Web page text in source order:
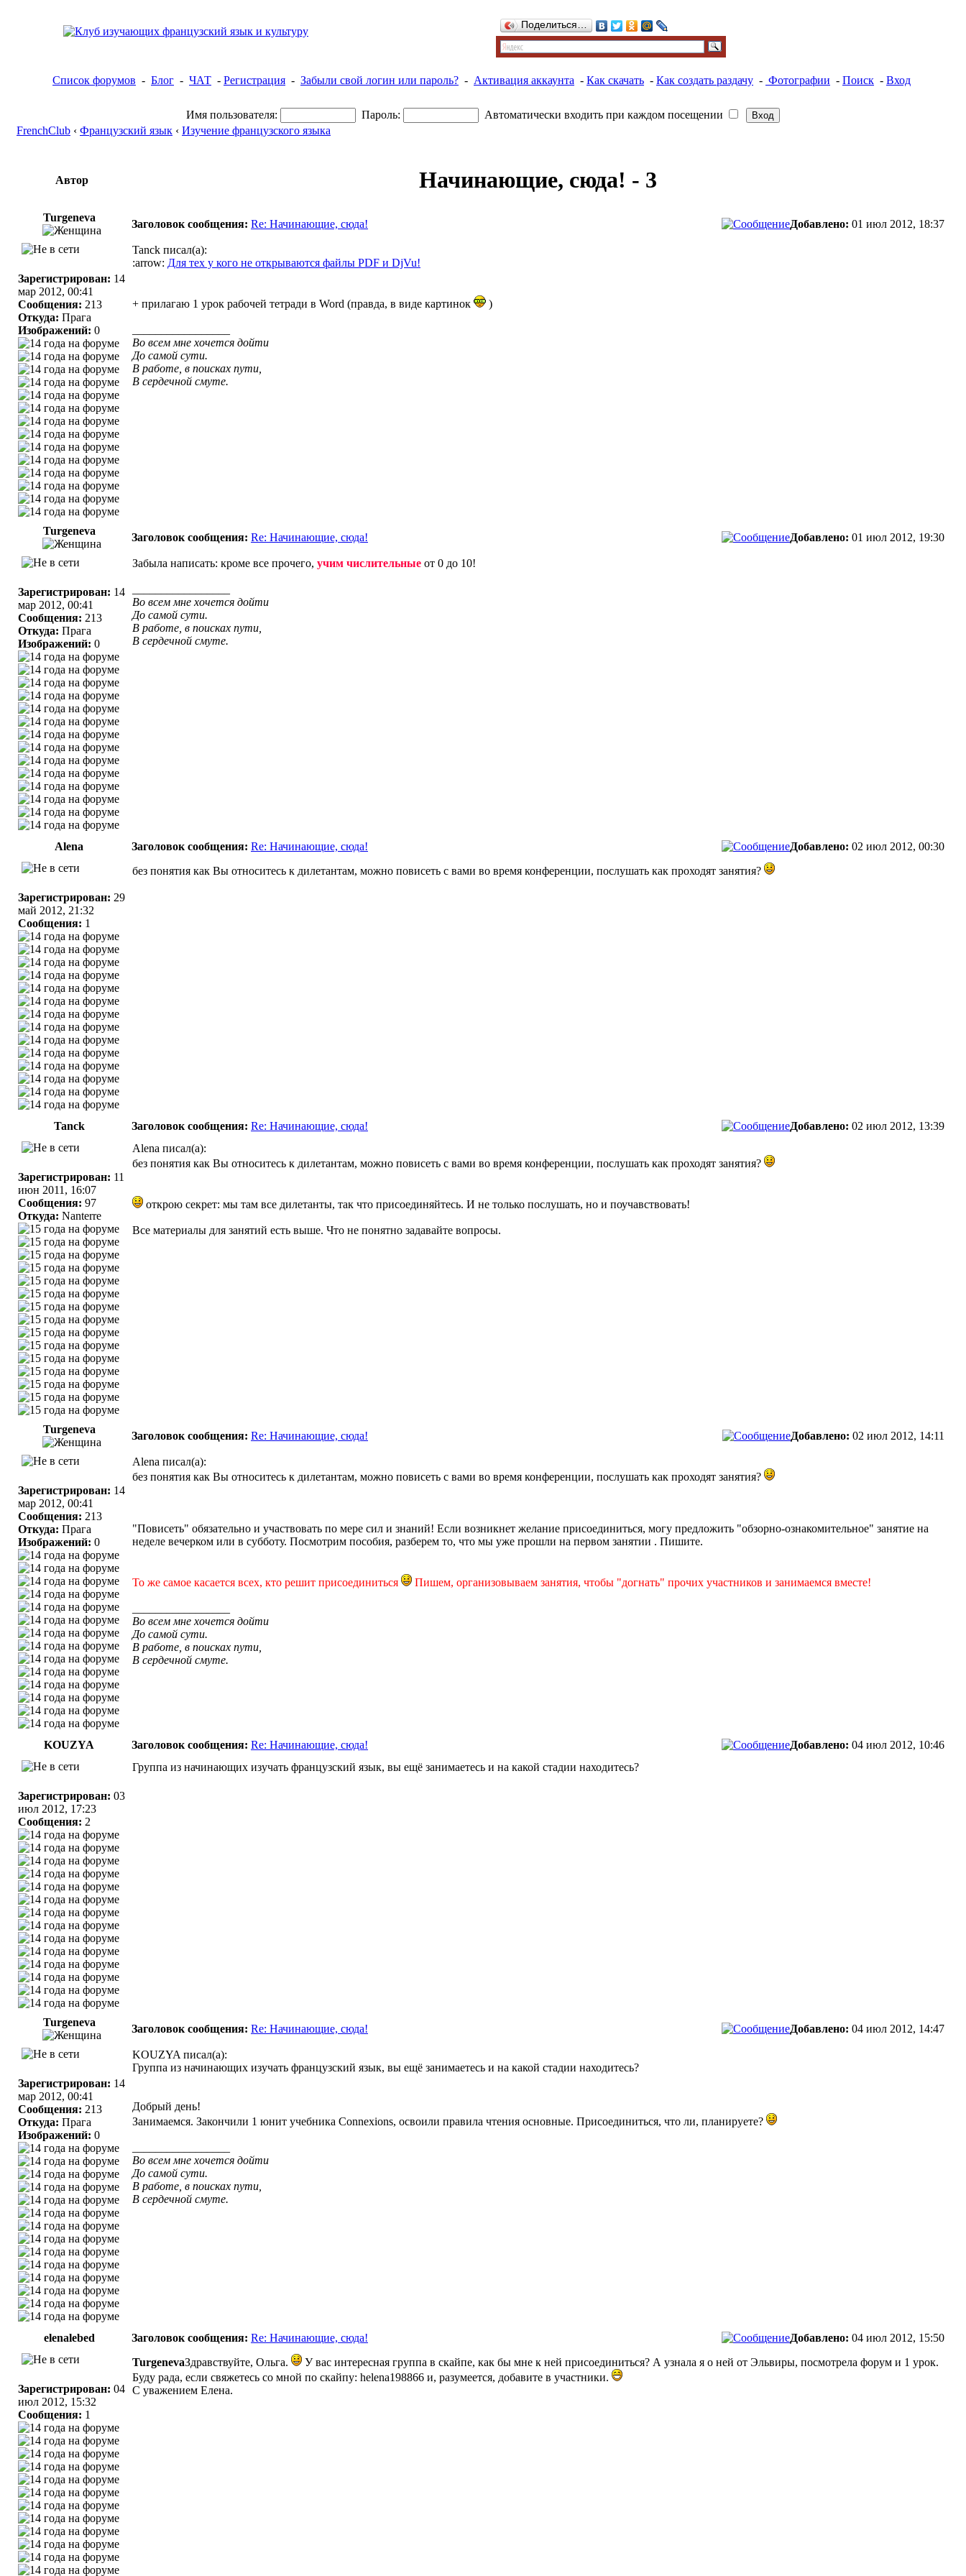
Поделиться…
Список форумов - Блог - ЧАТ - Регистрация - Забыли свой логин или пароль? - Активация аккаунта - Как скачать - Как создать раздачу - Фотографии - Поиск - Вход
Имя пользователя: Пароль:
Автоматически входить при каждом посещении
FrenchClub ‹ Французский язык ‹ Изучение французского языка
Автор Начинающие, сюда! - 3
Turgeneva
Заголовок сообщения: Re: Начинающие, сюда! Добавлено: 01 июл 2012, 18:37
Зарегистрирован: 14
мар 2012, 00:41
Сообщения: 213
Откуда: Прага
Изображений: 0
Tanck писал(а):
:arrow: Для тех у кого не открываются файлы PDF и DjVu!
+ прилагаю 1 урок рабочей тетради в Word (правда, в виде картинок )
Во всем мне хочется дойти
До самой сути.
В работе, в поисках пути,
В сердечной смуте.
Turgeneva
Заголовок сообщения: Re: Начинающие, сюда! Добавлено: 01 июл 2012, 19:30
Зарегистрирован: 14
мар 2012, 00:41
Сообщения: 213
Откуда: Прага
Изображений: 0
Забыла написать: кроме все прочего, учим числительные от 0 до 10!
Во всем мне хочется дойти
До самой сути.
В работе, в поисках пути,
В сердечной смуте.
Alena Заголовок сообщения: Re: Начинающие, сюда! Добавлено: 02 июл 2012, 00:30
Зарегистрирован: 29
май 2012, 21:32
Сообщения: 1
без понятия как Вы относитесь к дилетантам, можно повисеть с вами во время конференции, послушать как проходят занятия?
Tanck Заголовок сообщения: Re: Начинающие, сюда! Добавлено: 02 июл 2012, 13:39
Зарегистрирован: 11
июн 2011, 16:07
Сообщения: 97
Откуда: Nanterre
Alena писал(а):
без понятия как Вы относитесь к дилетантам, можно повисеть с вами во время конференции, послушать как проходят занятия?
открою секрет: мы там все дилетанты, так что присоединяйтесь. И не только послушать, но и поучавствовать!
Все материалы для занятий есть выше. Что не понятно задавайте вопросы.
Turgeneva
Заголовок сообщения: Re: Начинающие, сюда! Добавлено: 02 июл 2012, 14:11
Зарегистрирован: 14
мар 2012, 00:41
Сообщения: 213
Откуда: Прага
Изображений: 0
Alena писал(а):
без понятия как Вы относитесь к дилетантам, можно повисеть с вами во время конференции, послушать как проходят занятия?
"Повисеть" обязательно и участвовать по мере сил и знаний! Если возникнет желание присоединиться, могу предложить "обзорно-ознакомительное" занятие на
неделе вечерком или в субботу. Посмотрим пособия, разберем то, что мы уже прошли на первом занятии . Пишите.
То же самое касается всех, кто решит присоединиться Пишем, организовываем занятия, чтобы "догнать" прочих участников и занимаемся вместе!
Во всем мне хочется дойти
До самой сути.
В работе, в поисках пути,
В сердечной смуте.
KOUZYA Заголовок сообщения: Re: Начинающие, сюда! Добавлено: 04 июл 2012, 10:46
Зарегистрирован: 03
июл 2012, 17:23
Сообщения: 2
Группа из начинающих изучать французский язык, вы ещё занимаетесь и на какой стадии находитесь?
Turgeneva
Заголовок сообщения: Re: Начинающие, сюда! Добавлено: 04 июл 2012, 14:47
Зарегистрирован: 14
мар 2012, 00:41
Сообщения: 213
Откуда: Прага
Изображений: 0
KOUZYA писал(а):
Группа из начинающих изучать французский язык, вы ещё занимаетесь и на какой стадии находитесь?
Добрый день!
Занимаемся. Закончили 1 юнит учебника Connexions, освоили правила чтения основные. Присоединиться, что ли, планируете?
Во всем мне хочется дойти
До самой сути.
В работе, в поисках пути,
В сердечной смуте.
elenalebed Заголовок сообщения: Re: Начинающие, сюда! Добавлено: 04 июл 2012, 15:50
Зарегистрирован: 04
июл 2012, 15:32
Сообщения: 1
TurgenevaЗдравствуйте, Ольга.
У вас интересная группа в скайпе, как бы мне к ней присоединиться? А узнала я о ней от Эльвиры, посмотрела форум и 1 урок.
Буду рада, если свяжетесь со мной по скайпу: helena198866 и, разумеется, добавите в участники.
С уважением Елена.